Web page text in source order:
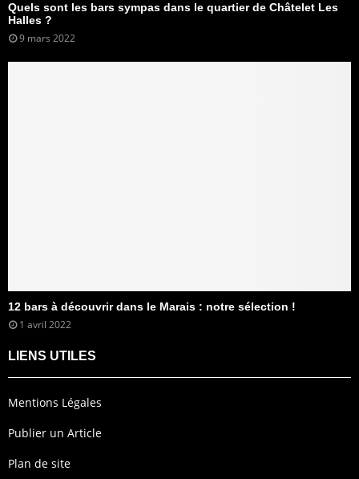
Quels sont les bars sympas dans le quartier de Châtelet Les
Halles ?
9 mars 2022
12 bars à découvrir dans le Marais : notre sélection !
1 avril 2022
LIENS UTILES
Mentions Légales
Publier un Article
Plan de site